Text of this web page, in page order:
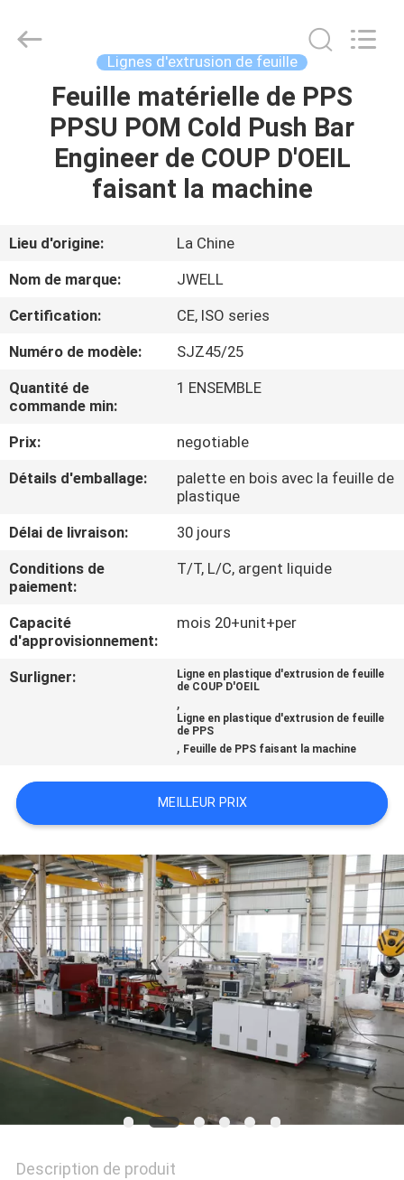
MAISON
PRODUITS
SUJET
DE
NOUS
VISITE
D'USINE
CONTRÔLE
DE
CONTACTEZ-
NOUS
NOUVELLES
DU
SITE
PRIVACY
POLICY
DYUN
ENVIRONMENTAL
Lignes d'extrusion de feuille
Feuille matérielle de PPS
PPSU POM Cold Push Bar
Engineer de COUP D'OEIL
faisant la machine
Lieu d'origine:
La Chine
Nom de marque:
JWELL
Certification:
CE, ISO series
Numéro de modèle:
SJZ45/25
Quantité de
commande min:
1 ENSEMBLE
Prix:
negotiable
Détails d'emballage:
palette en bois avec la feuille de
plastique
Délai de livraison:
30 jours
Conditions de
paiement:
T/T, L/C, argent liquide
Capacité
d'approvisionnement:
mois 20+unit+per
Surligner:
Ligne en plastique d'extrusion de feuille
de COUP D'OEIL
,
Ligne en plastique d'extrusion de feuille
de PPS
, Feuille de PPS faisant la machine
MEILLEUR PRIX
Description de produit